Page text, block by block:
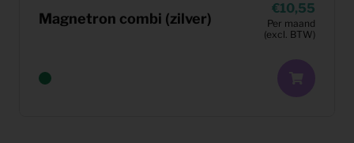
Magnetron combi (zilver)
10,55
Per maand
(excl. BTW)